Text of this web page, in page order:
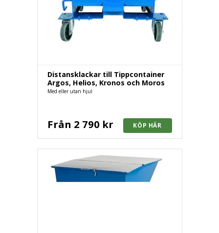
Distansklackar till Tippcontainer
Argos, Helios, Kronos och Moros
Med eller utan hjul
Från 2 790 kr